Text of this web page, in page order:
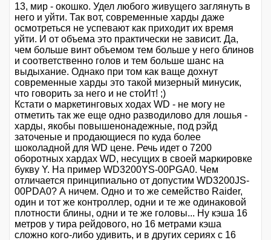
13, мир - окошко. Удел любого живущего заглянуть в
него и уйти. Так вот, современные харды даже
осмотреться не успевают как приходит их время
уйти. И от объема это практически не зависит. Да,
чем больше винт объемом тем больше у него блинов
и соответственно голов и тем больше шанс на
выдыхание. Однако при том как ваще дохнут
современные харды это такой мизерный минусик,
что говорить за него и не стоИт! ;)
Кстати о маркетинговых ходах WD - не могу не
отметить так же еще одно разводилово для лошья -
харды, якобы повышенонадежные, под рэйд
заточеные и продающиеся по куда более
шоколадной для WD цене. Речь идет о 7200
оборотных хардах WD, несущих в своей маркировке
букву Y. На пример WD3200YS-00PGA0. Чем
отличается принципиально от допустим WD3200JS-
00PDA0? А ничем. Одно и то же семейство Raider,
один и тот же контроллер, одни и те же одинаковой
плотности блины, одни и те же головы... Ну кэша 16
метров у тира рейдового, но 16 метрами кэша
сложно кого-либо удивить, и в других сериях с 16